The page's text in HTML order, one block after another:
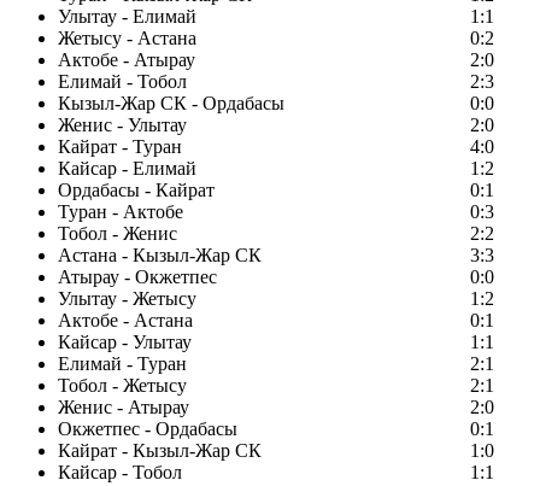
Улытау - Елимай
1:1
Жетысу - Астана
0:2
Актобе - Атырау
2:0
Елимай - Тобол
2:3
Кызыл-Жар СК - Ордабасы
0:0
Женис - Улытау
2:0
Кайрат - Туран
4:0
Кайсар - Елимай
1:2
Ордабасы - Кайрат
0:1
Туран - Актобе
0:3
Тобол - Женис
2:2
Астана - Кызыл-Жар СК
3:3
Атырау - Окжетпес
0:0
Улытау - Жетысу
1:2
Актобе - Астана
0:1
Кайсар - Улытау
1:1
Елимай - Туран
2:1
Тобол - Жетысу
2:1
Женис - Атырау
2:0
Окжетпес - Ордабасы
0:1
Кайрат - Кызыл-Жар СК
1:0
Кайсар - Тобол
1:1